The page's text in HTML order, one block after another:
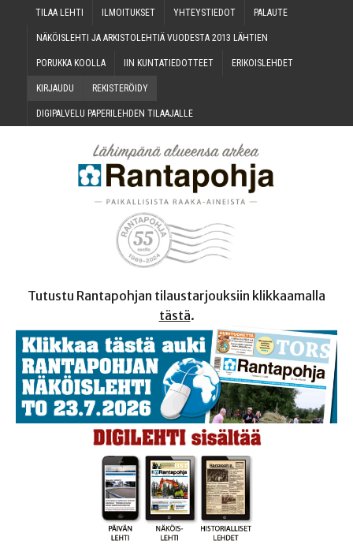
TILAA LEH­TI ILMOI­TUK­SET YHTEYS­TIE­DOT PALAU­TE
NÄKÖIS­LEH­TI JA ARKIS­TO­LEH­TIÄ VUO­DES­TA 2013 LÄHTIEN
PORUK­KA KOOLLA IIN KUN­TA­TIE­DOT­TEET ERI­KOIS­LEH­DET
KIR­JAU­DU REKIS­TE­RÖI­DY
DIGI­PAL­VE­LU PAPE­RI­LEH­DEN TILAAJALLE
Tutustu Rantapohjan tilaustarjouksiin klikkaamalla
tästä.